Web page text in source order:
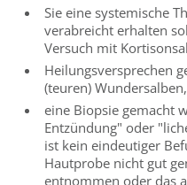
Sie eine systemische
verabreicht erhalten
Versuch mit
Heilungsversprechen
(teuren)
eine Biopsie gemacht
Entzündung" oder
ist kein eindeutiger
Hautprobe nicht gut
entnommen oder das